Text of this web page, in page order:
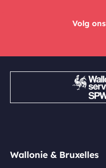
Volg ons
Wallonie & Bruxelles